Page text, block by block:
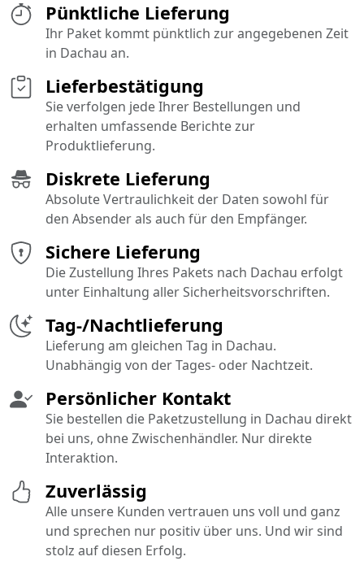
Pünktliche Lieferung
Ihr Paket kommt pünktlich zur angegebenen Zeit
in Dachau an.
Sichere Lieferung
Die Zustellung Ihres Pakets nach Dachau erfolgt
unter Einhaltung aller Sicherheitsvorschriften.
Diskrete Lieferung
Absolute Vertraulichkeit der Daten sowohl für
den Absender als auch für den Empfänger.
Tag-/Nachtlieferung
Lieferung am gleichen Tag in Dachau.
Unabhängig von der Tages- oder Nachtzeit.
Persönlicher Kontakt
Sie bestellen die Paketzustellung in Dachau direkt
bei uns, ohne Zwischenhändler. Nur direkte
Interaktion.
Lieferbestätigung
Sie verfolgen jede Ihrer Bestellungen und
erhalten umfassende Berichte zur
Produktlieferung.
Zuverlässig
Alle unsere Kunden vertrauen uns voll und ganz
und sprechen nur positiv über uns. Und wir sind
stolz auf diesen Erfolg.